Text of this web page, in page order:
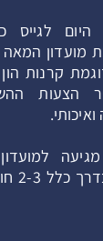
היום לגייס
מועדון
קרנות הון
הצעות
השלמת